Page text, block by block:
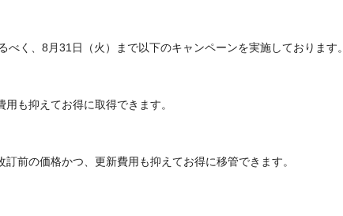
く、8月31日（火）まで以下のキャンペーンを実施しております。
も抑えてお得に取得できます。
前の価格かつ、更新費用も抑えてお得に移管できます。